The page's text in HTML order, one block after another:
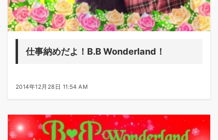
仕事納めだよ！B.B Wonderland！
2014年12月28日 11:54 AM